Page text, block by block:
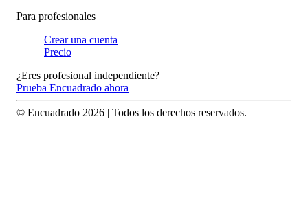
Para profesionales
Crear una cuenta
Precio
¿Eres profesional independiente?
Prueba Encuadrado ahora
© Encuadrado 2026 | Todos los derechos reservados.